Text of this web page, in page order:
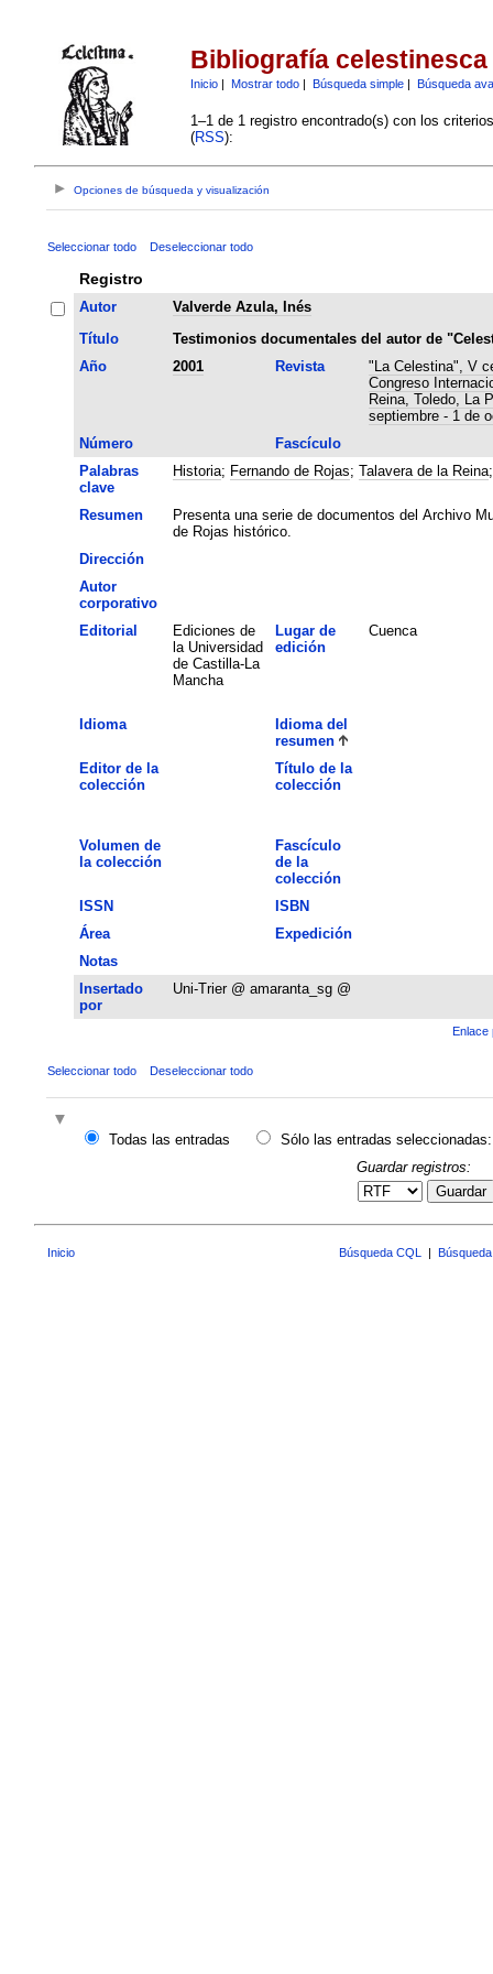
Bibliografía celestinesca
Inicio| Mostrar todo| Búsqueda simple| Búsqueda
1–1 de 1 registro encontrado(s) con los
(RSS):
Opciones de búsqueda y visualización
Seleccionar todo Deseleccionar todo
Registro
Autor
Valverde Azula, Inés
Título
Testimonios documentales del autor de
Año
2001 Revista
"La Celestina", V
Congreso
Reina, Toledo, La
septiembre - 1 de
Número
Fascículo
Palabras
clave
Historia; Fernando de Rojas; Talavera de la Reina
Resumen
Presenta una serie de documentos del Archivo
de Rojas histórico.
Dirección
Autor
corporativo
Editorial
Ediciones de
la Universidad
de Castilla-La
Mancha
Lugar de
edición
Cuenca
Idioma
Idioma del
resumen
Editor de la
colección
Título de la
colección
Volumen de
la colección
Fascículo
de la
colección
ISSN
ISBN
Área
Expedición
Notas
Insertado
por
Uni-Trier @ amaranta_sg @
Enlace
Seleccionar todo Deseleccionar todo
Todas las entradas
Sólo las entradas seleccionadas:
Guardar registros:
Guardar
Inicio Búsqueda CQL